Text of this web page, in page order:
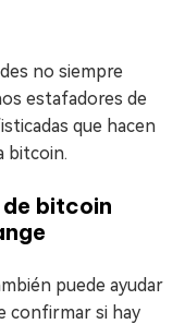
no siempre
estafadores de
que hacen
bitcoin.
bitcoin
puede ayudar
confirmar si hay